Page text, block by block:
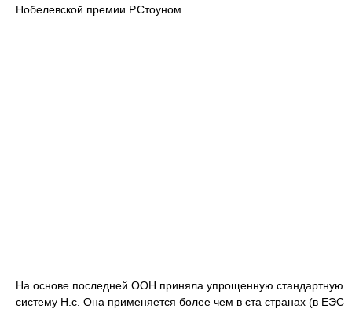
Нобелевской премии Р.Стоуном.
На основе последней ООН приняла упрощенную стандартную
систему Н.с. Она применяется более чем в ста странах (в ЕЭС